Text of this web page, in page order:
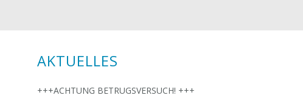
AKTUELLES
+++ACHTUNG BETRUGSVERSUCH! +++